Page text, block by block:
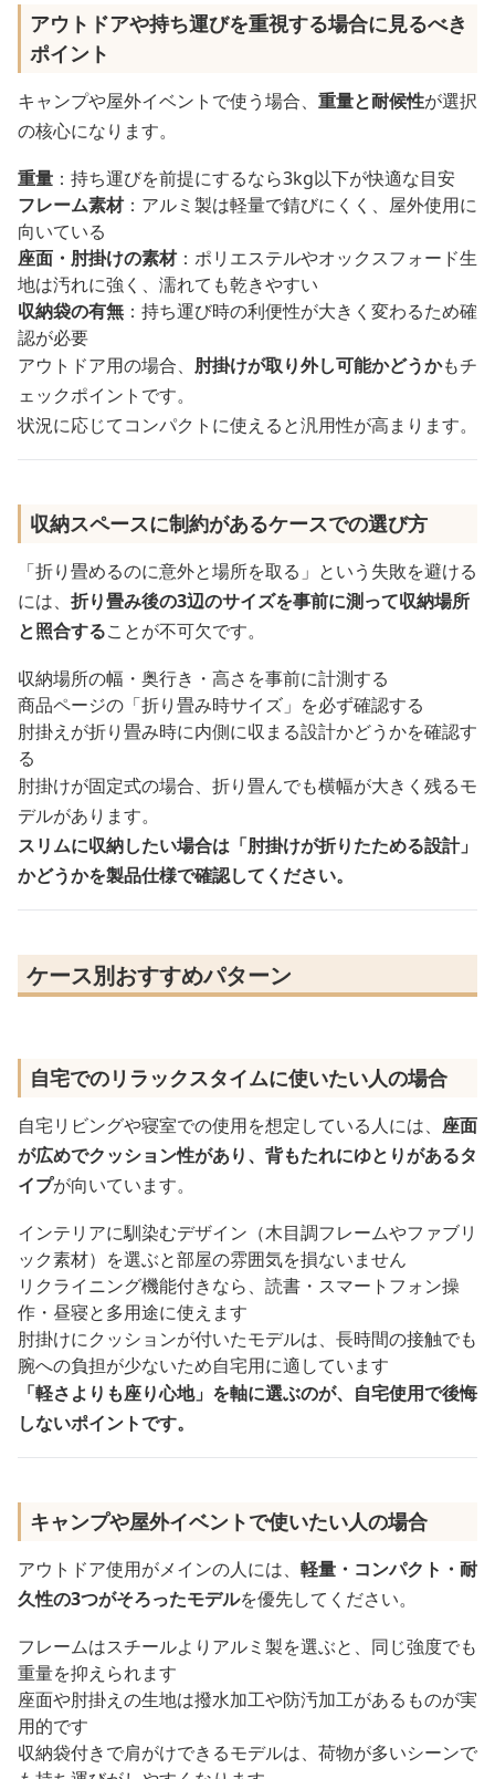
アウトドアや持ち運びを重視する場合に見るべき
ポイント
キャンプや屋外イベントで使う場合、 重量と耐候性が選択
の核心になります。
重量 ：持ち運びを前提にするなら3kg以下が快適な目安
フレーム素材：アルミ製は軽量で錆びにくく、屋外使用に
向いている
座面・肘掛けの素材：ポリエステルやオックスフォード生
地は汚れに強く、濡れても乾きやすい
収納袋の有無 ：持ち運び時の利便性が大きく変わるため確
認が必要
アウトドア用の場合、 肘掛けが取り外し可能かどうかもチ
ェックポイントです。
状況に応じてコンパクトに使えると汎用性が高まります。
収納スペースに制約があるケースでの選び方
「折り畳めるのに意外と場所を取る」という失敗を避ける
には、 折り畳み後の3辺のサイズを事前に測って収納場所
と照合することが不可欠です。
収納場所の幅・奥行き・高さを事前に計測する
商品ページの「折り畳み時サイズ」を必ず確認する
肘掛えが折り畳み時に内側に収まる設計かどうかを確認す
る
肘掛けが固定式の場合、折り畳んでも横幅が大きく残るモ
デルがあります。
スリムに収納したい場合は「肘掛けが折りたためる設計」
かどうかを製品仕様で確認してください。
ケース別おすすめパターン
自宅でのリラックスタイムに使いたい人の場合
自宅リビングや寝室での使用を想定している人には、 座面
が広めでクッション性があり、背もたれにゆとりがあるタ
イプが向いています。
インテリアに馴染むデザイン（木目調フレームやファブリ
ック素材）を選ぶと部屋の雰囲気を損ないません
リクライニング機能付きなら、読書・スマートフォン操
作・昼寝と多用途に使えます
肘掛けにクッションが付いたモデルは、長時間の接触でも
腕への負担が少ないため自宅用に適しています
「軽さよりも座り心地」を軸に選ぶのが、自宅使用で後悔
しないポイントです。
キャンプや屋外イベントで使いたい人の場合
アウトドア使用がメインの人には、 軽量・コンパクト・耐
久性の3つがそろったモデルを優先してください。
フレームはスチールよりアルミ製を選ぶと、同じ強度でも
重量を抑えられます
座面や肘掛えの生地は撥水加工や防汚加工があるものが実
用的です
収納袋付きで肩がけできるモデルは、荷物が多いシーンで